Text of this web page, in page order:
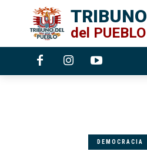
TRIBUNO
del PUEBLO
DEMOCRACIA